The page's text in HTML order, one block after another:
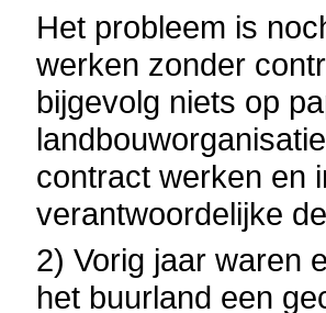
Het probleem is
werken zonder
bijgevolg niets op
contract werken en
verantwoordelijke
2) Vorig jaar waren
het buurland een